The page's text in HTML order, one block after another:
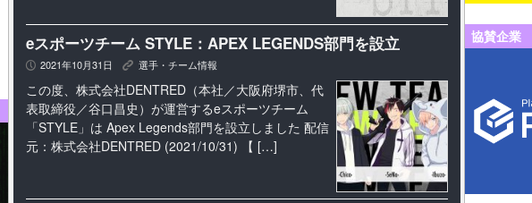
eスポーツチーム STYLE：APEX LEGENDS部門を設立
P 2021年10月31日 K 選手・チーム情報
この度、株式会社DENTRED（本社／大阪府堺市、代
表取締役／谷口昌史）が運営するeスポーツチーム
「STYLE」は Apex Legends部門を設立しました 配信
元：株式会社DENTRED (2021/10/31) 【 […]
協賛企業